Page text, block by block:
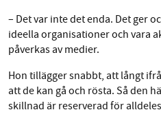
– Det var inte det enda. Det ger
ideella organisationer och vara
påverkas av medier.
Hon tillägger snabbt, att långt
att de kan gå och rösta. Så den
skillnad är reserverad för